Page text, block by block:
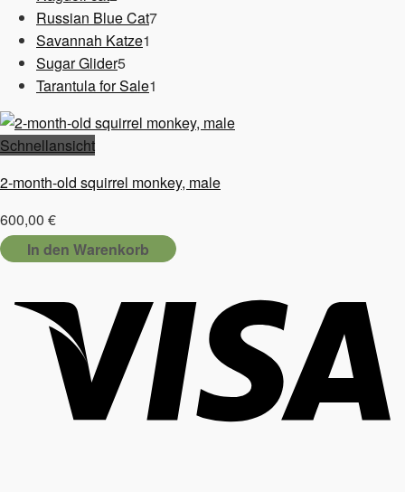
Produkte
Russian Blue Cat77
Savannah Katze1
Sugar Glider55
Produkte
Tarantula for Sale1
Schnellansicht
2-month-old squirrel monkey, male
600,00 €
In den Warenkorb